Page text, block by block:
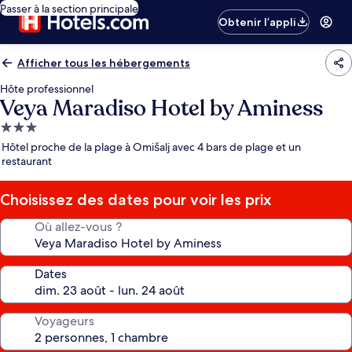
Passer à la section principale
Obtenir l’appli
Afficher tous les hébergements
Hôte professionnel
Veya Maradiso Hotel by Aminess
Hébergement
3.0 étoiles
Hôtel proche de la plage à Omišalj avec 4 bars de plage et un
restaurant
Choisissez des dates pour voir les prix
Où allez-vous ?
Dates
Voyageurs